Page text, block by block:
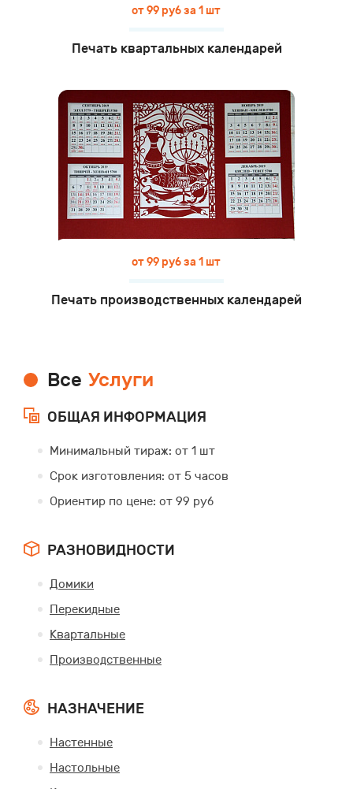
от 99 руб за 1 шт
Печать квартальных календарей
от 99 руб за 1 шт
Печать производственных календарей
Все Услуги
ОБЩАЯ ИНФОРМАЦИЯ
Минимальный тираж: от 1 шт
Срок изготовления: от 5 часов
Ориентир по цене: от 99 руб
РАЗНОВИДНОСТИ
Домики
Перекидные
Квартальные
Производственные
НАЗНАЧЕНИЕ
Настенные
Настольные